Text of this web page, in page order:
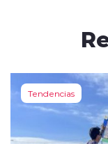
Tendencias